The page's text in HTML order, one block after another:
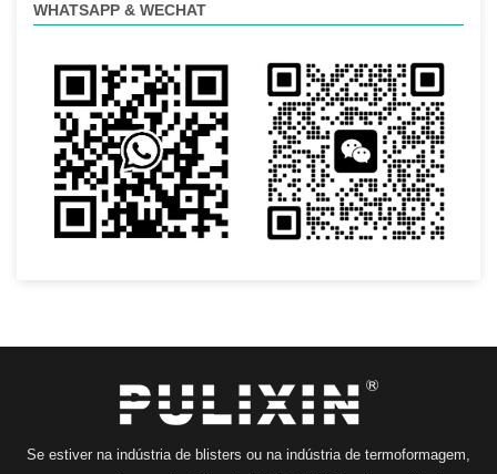
WHATSAPP & WECHAT
Se estiver na indústria de blisters ou na indústria de termoformagem,